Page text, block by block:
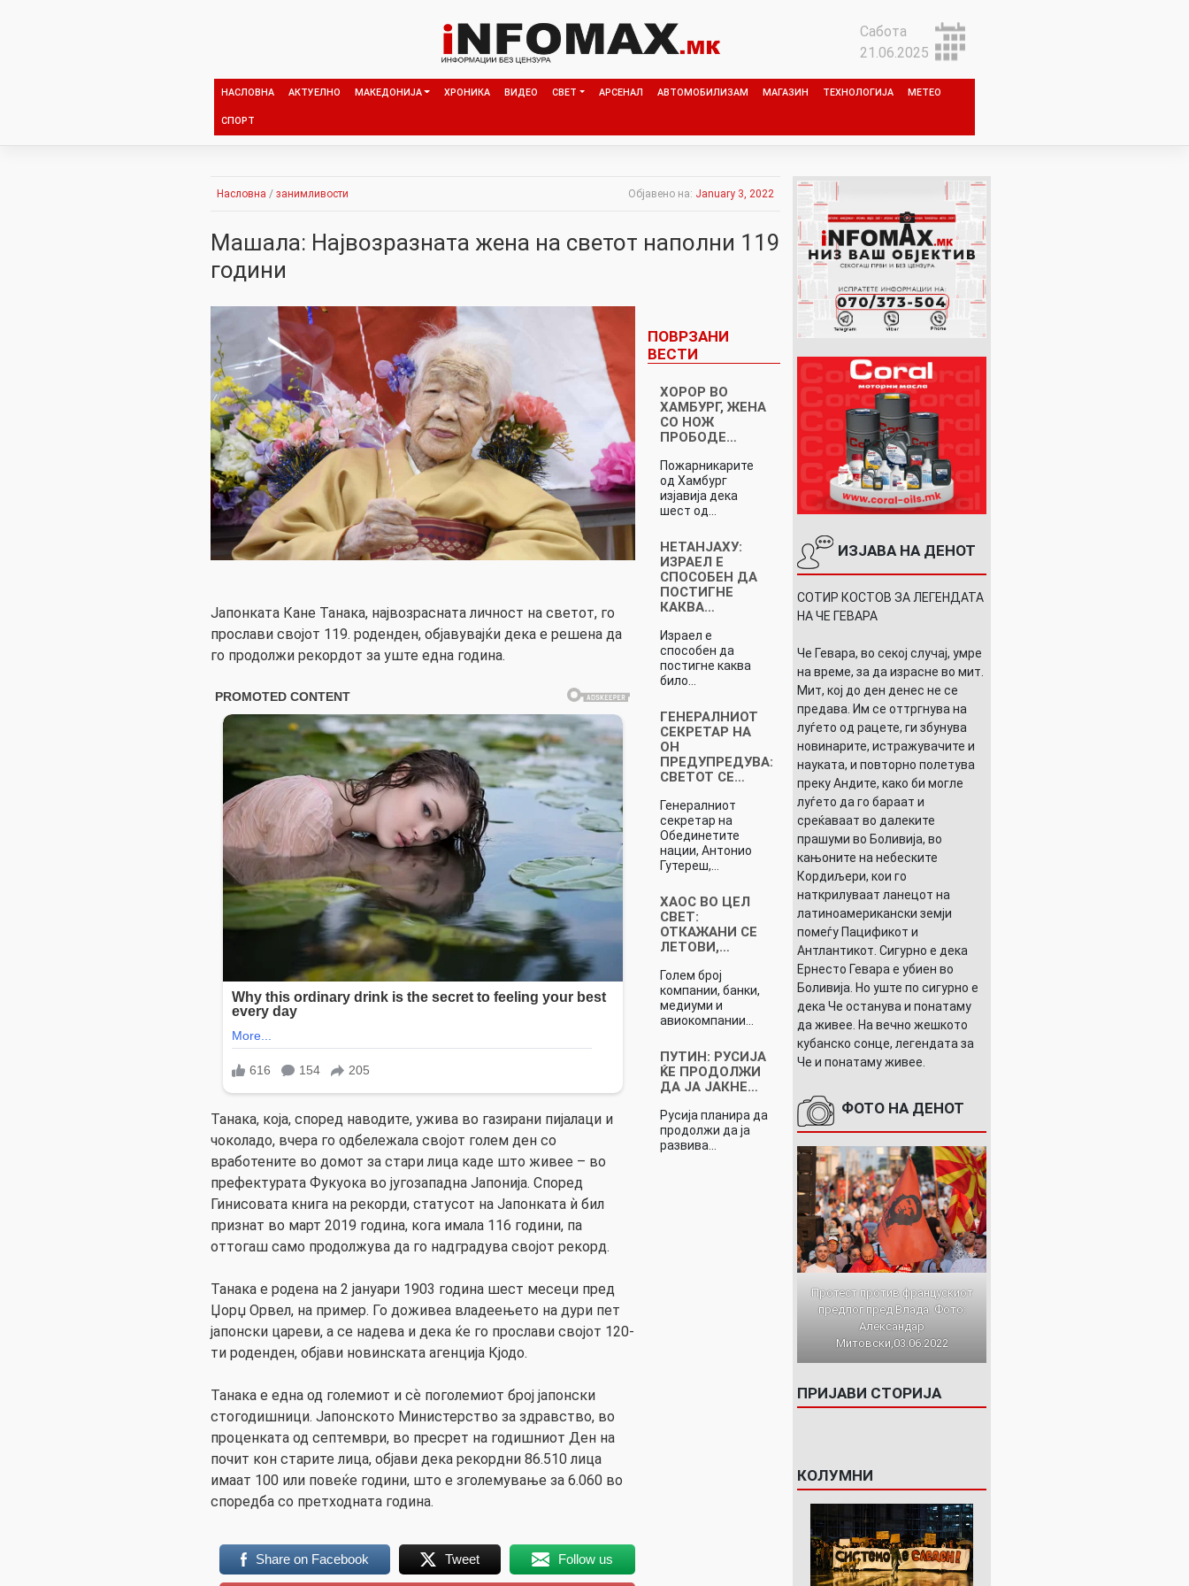
Сабота
21.06.2025
НАСЛОВНА АКТУЕЛНО МАКЕДОНИЈА ХРОНИКА ВИДЕО СВЕТ АРСЕНАЛ АВТОМОБИЛИЗАМ МАГАЗИН ТЕХНОЛОГИЈА МЕТЕО
СПОРТ
Насловна / занимливости Објавено на: January 3, 2022
Машала: Највозразната жена на светот наполни 119
години
Јапонката Кане Танака, највозрасната личност на светот, го
прослави својот 119. роденден, објавувајќи дека е решена да
го продолжи рекордот за уште една година.
Танака, која, според наводите, ужива во газирани пијалаци и
чоколадо, вчера го одбележала својот голем ден со
вработените во домот за стари лица каде што живее – во
префектурата Фукуока во југозападна Јапонија. Според
Гинисовата книга на рекорди, статусот на Јапонката ѝ бил
признат во март 2019 година, кога имала 116 години, па
оттогаш само продолжува да го надградува својот рекорд.
Танака е родена на 2 јануари 1903 година шест месеци пред
Џорџ Орвел, на пример. Го доживеа владеењето на дури пет
јапонски цареви, а се надева и дека ќе го прослави својот 120-
ти роденден, објави новинската агенција Кјодо.
Танака е една од големиот и сѐ поголемиот број јапонски
стогодишници. Јапонското Министерство за здравство, во
проценката од септември, во пресрет на годишниот Ден на
почит кон старите лица, објави дека рекордни 86.510 лица
имаат 100 или повеќе години, што е зголемување за 6.060 во
споредба со претходната година.
Share on Facebook Tweet Follow us
ПОВРЗАНИ
ВЕСТИ
ХОРОР ВО
ХАМБУРГ, ЖЕНА
СО НОЖ
ПРОБОДЕ…
Пожарникарите
од Хамбург
изјавија дека
шест од…
НЕТАНЈАХУ:
ИЗРАЕЛ Е
СПОСОБЕН ДА
ПОСТИГНЕ
КАКВА…
Израел е
способен да
постигне каква
било…
ГЕНЕРАЛНИОТ
СЕКРЕТАР НА
ОН
ПРЕДУПРЕДУВА:
СВЕТОТ СЕ…
Генералниот
секретар на
Обединетите
нации, Антонио
Гутереш,…
ХАОС ВО ЦЕЛ
СВЕТ:
ОТКАЖАНИ СЕ
ЛЕТОВИ,…
Голем број
компании, банки,
медиуми и
авиокомпании…
ПУТИН: РУСИЈА
ЌЕ ПРОДОЛЖИ
ДА ЈА ЈАКНЕ…
Русија планира да
продолжи да ја
развива…
ИЗЈАВА НА ДЕНОТ
СОТИР КОСТОВ ЗА ЛЕГЕНДАТА
НА ЧЕ ГЕВАРА
Че Гевара, во секој случај, умре
на време, за да израсне во мит.
Мит, кој до ден денес не се
предава. Им се оттргнува на
луѓето од рацете, ги збунува
новинарите, истражувачите и
науката, и повторно полетува
преку Андите, како би могле
луѓето да го бараат и
среќаваат во далеките
прашуми во Боливија, во
кањоните на небеските
Кордиљери, кои го
наткрилуваат ланецот на
латиноамерикански земји
помеѓу Пацификот и
Антлантикот. Сигурно е дека
Ернесто Гевара е убиен во
Боливија. Но уште по сигурно е
дека Че останува и понатаму
да живее. На вечно жешкото
кубанско сонце, легендата за
Че и понатаму живее.
ФОТО НА ДЕНОТ
Протест против францускиот
предлог пред Влада. Фото:
Александар
Митовски,03.06.2022
ПРИЈАВИ СТОРИЈА
КОЛУМНИ